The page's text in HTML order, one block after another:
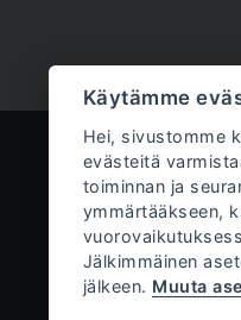
Käytämme
Hei, sivustomme
evästeitä
toiminnan ja
ymmärtääkseen,
Jälkimmäinen
jälkeen. Muuta